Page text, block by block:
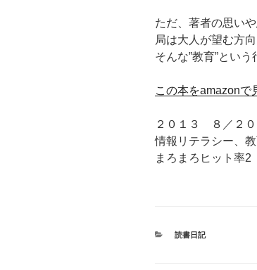
ただ、著者の思い
局は大人が望む方
そんな”教育”とい
この本をamazonで
２０１３ ８／２０
情報リテラシー、
まろまろヒット率2
カ
読書日記